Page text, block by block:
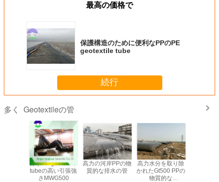
最高の価格で
保護構造のために便利なPPのPE
geotextile tube
続行
多く Geotextileの管
排水PP geotextile
tubeの高い引張強
さMWG500
高力の河岸PPの物
質的な排水の管
高力水分を取り除
かれたGt500 PPの
物質的な